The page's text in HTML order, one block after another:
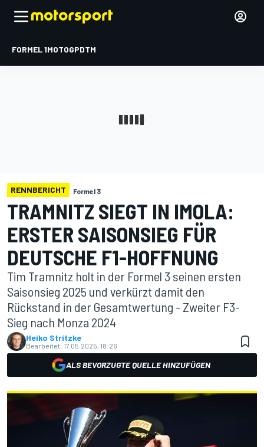
FORMEL 1MOTOGPDTM
RENNBERICHT Formel 3
TRAMNITZ SIEGT IN IMOLA:
ERSTER SAISONSIEG FÜR
DEUTSCHE F1-HOFFNUNG
Tim Tramnitz holt in der Formel 3 seinen ersten
Saisonsieg 2025 und verkürzt damit den
Rückstand in der Gesamtwertung - Zweiter F3-
Sieg nach Monza 2024
Heiko Stritzke
Bearbeitet: 17.05.2025, 18:26
ALS BEVORZUGTE QUELLE HINZUFÜGEN